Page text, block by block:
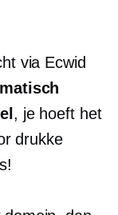
via Ecwid
, je hoeft het
drukke